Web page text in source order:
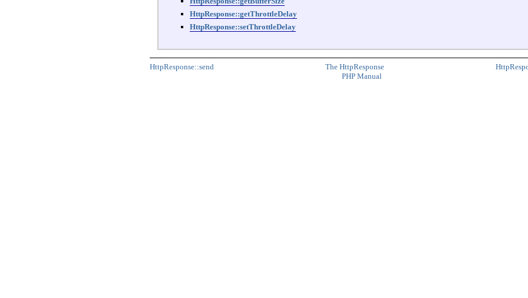
HttpResponse::getThrottleDelay
HttpResponse::setThrottleDelay
HttpResponse::send
The HttpResponse
PHP Manual